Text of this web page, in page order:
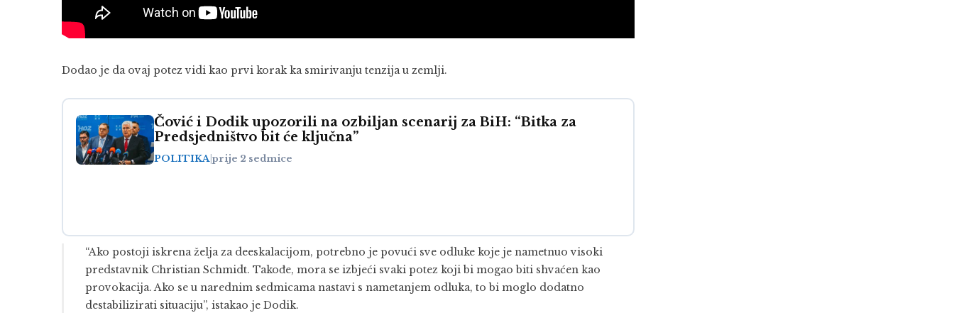
Dodao je da ovaj potez vidi kao prvi korak ka smirivanju tenzija u zemlji.
Čović i Dodik upozorili na ozbiljan scenarij za BiH: “Bitka za
Predsjedništvo bit će ključna”
POLITIKAprije 2 sedmice
“Ako postoji iskrena želja za deeskalacijom, potrebno je povući sve odluke koje je nametnuo visoki
predstavnik Christian Schmidt. Takođe, mora se izbjeći svaki potez koji bi mogao biti shvaćen kao
provokacija. Ako se u narednim sedmicama nastavi s nametanjem odluka, to bi moglo dodatno
destabilizirati situaciju”, istakao je Dodik.